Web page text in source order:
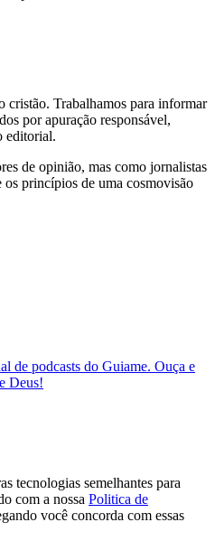
cristão. Trabalhamos para informar
por apuração responsável,
editorial.
de opinião, mas como jornalistas
princípios de uma cosmovisão
de podcasts do Guiame. Ouça e
Deus!
tecnologias semelhantes para
com a nossa Politica de
você concorda com essas